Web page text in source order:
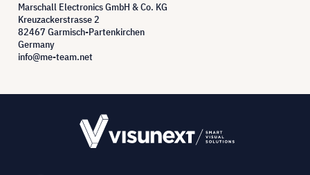
Marschall Electronics GmbH & Co. KG
Kreuzackerstrasse 2
82467 Garmisch-Partenkirchen
Germany
info@me-team.net